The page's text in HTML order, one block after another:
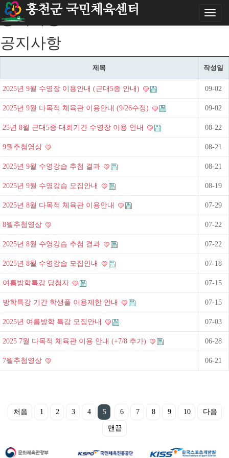
Toggle
홍천군 국민체육센터
공지사항
공지사항
제목 작성일
2025년 9월 수영장 이용안내 (근대5종 안내) 09-02
2025년 9월 다목적 체육관 이용안내 (9/26수정) 09-02
25년 8월 근대5종 대회기간 수영장 이용 안내 08-22
9월추첨영상 08-21
2025년 9월 수영강습 추첨 결과 08-21
2025년 9월 수영강습 모집안내 08-19
2025년 8월 다목적 체육관 이용안내 07-29
8월추첨영상 07-22
2025년 8월 수영강습 추첨 결과 07-22
2025년 8월 수영강습 모집안내 07-18
여름방학특강 당첨자 07-15
방학특강 기간 학생풀 이용제한 안내 07-15
2025년 여름방학 특강 모집안내 07-03
2025 7월 다목적 체육관 이용 안내 (+7/8 추가) 06-28
7월추첨영상 06-21
처음 1 2 3 4 5 6 7 8 9 10 다음
맨끝